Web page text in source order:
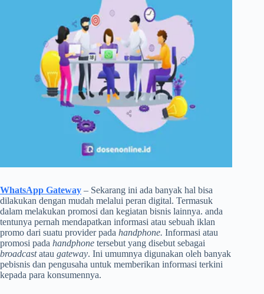
WhatsApp Gateway – Sekarang ini ada banyak hal bisa
dilakukan dengan mudah melalui peran digital. Termasuk
dalam melakukan promosi dan kegiatan bisnis lainnya. anda
tentunya pernah mendapatkan informasi atau sebuah iklan
promo dari suatu provider pada handphone. Informasi atau
promosi pada handphone tersebut yang disebut sebagai
broadcastatau gateway. Ini umumnya digunakan oleh banyak
pebisnis dan pengusaha untuk memberikan informasi terkini
kepada para konsumennya.